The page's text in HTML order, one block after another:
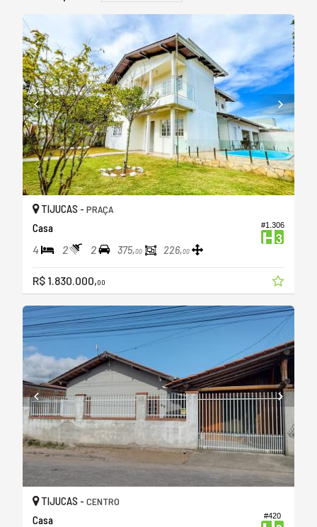
#1.306
TIJUCAS - PRAÇA
Casa
4 2 2 375,00 226,00
R$ 1.830.000,00
#420
TIJUCAS - CENTRO
Casa